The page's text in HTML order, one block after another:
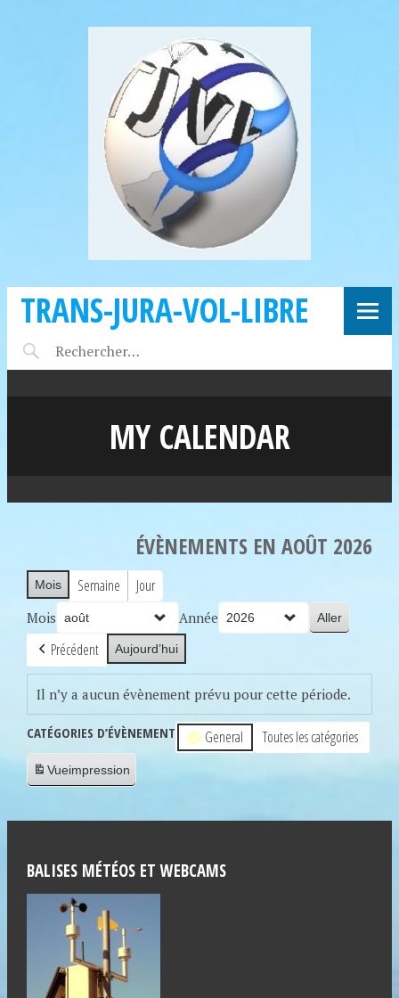
TRANS-JURA-VOL-LIBRE
MY CALENDAR
ÉVÈNEMENTS EN AOÛT 2026
Mois Semaine Jour
Mois Année
Précédent Aujourd’hui
Il n’y a aucun évènement prévu pour cette période.
CATÉGORIES D’ÉVÈNEMENT General Toutes les catégories
Vueimpression
BALISES MÉTÉOS ET WEBCAMS